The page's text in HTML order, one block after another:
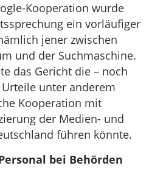
Kooperation wurde
ein vorläufiger
jener zwischen
und der Suchmaschine.
das Gericht die – noch
unter anderem
Kooperation mit
der Medien- und
führen könnte.
bei Behörden